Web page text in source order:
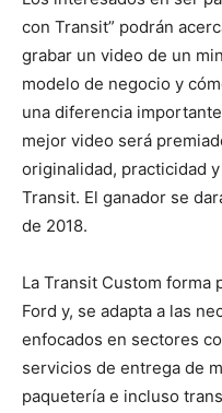
con Transit” podrán
grabar un video de un
modelo de negocio y
una diferencia
mejor video será
originalidad, practicidad
Transit. El ganador se
de 2018.
La Transit Custom forma
Ford y, se adapta a las
enfocados en sectores
servicios de entrega de
paquetería e incluso